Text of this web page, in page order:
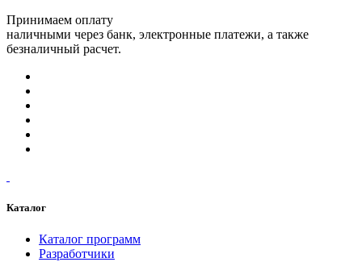
Принимаем оплату
наличными через банк, электронные платежи, а также
безналичный расчет.
Каталог
Каталог программ
Разработчики